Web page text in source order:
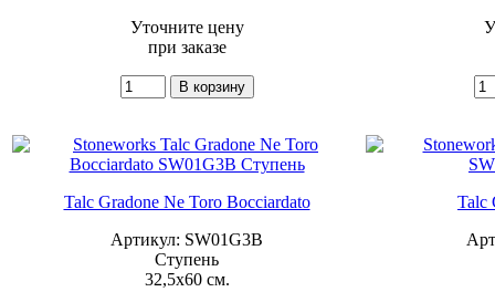
Уточните цену
при заказе
Talc Gradone Ne Toro Bocciardato
Артикул: SW01G3B
Ступень
32,5x60 см.
Talc